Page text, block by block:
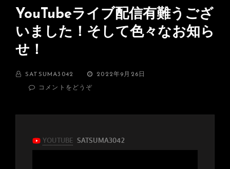
YouTubeライブ配信有難うござ
いました！そして色々なお知ら
せ！
BY SATSUMA3042
投
稿
2022年9月26日
コメントをどうぞ
ブ